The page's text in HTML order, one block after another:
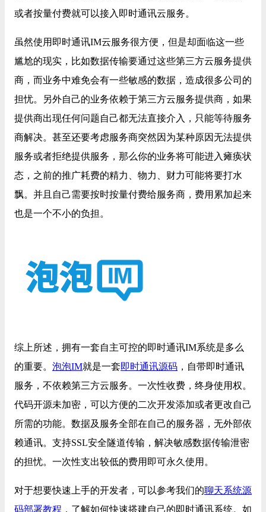
或者按量付费就可以接入即时通讯云服务。
虽然使用即时通讯IM云服务很方便，但是却面临这一些
尴尬的现实，比如数据传输要通过这些第三方云服务提供
商，而业务中难免会有一些敏感的数据，造成很多公司的
担忧。另外自己的业务依赖于第三方云服务提供商，如果
提供商出现任何问题自己都无法直接介入，只能等待服务
商解决。甚至还要考虑服务商突然因为某种原因无法提供
服务或者拒绝提供服务，那么你的业务将可能进入瘫痪状
态，之前的推广耗费的精力、物力、财力可能将要打水
飘。并且自己需要按时按量付费给服务商，费用累加起来
也是一个不小的负担。
综上所述，拥有一套自主可控的即时通讯IM系统是多么
的重要。 泡泡IM就是一套即时通讯源码 ，自带即时通讯
服务，不依赖第三方云服务。一次性收费，终身使用权。
代码开源未加密，可以方便的二次开发添加或者更改自己
所需的功能。数据及服务全部在自己的服务器，无外部依
赖通讯。支持SSL安全隧道传输，解决敏感数据传输泄密
的担忧。一次性支出较低的费用即可永久使用。
对于想要快速上手的开发者，可以参考我们的聊天系统源
码部署教程 ，了解如何快速搭建自己的即时通讯系统。如